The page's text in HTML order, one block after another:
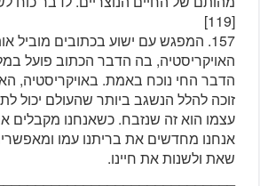
[119]
157. המפגש עם ישוע בכתובים מוביל
האויקריסטיה, בה הדבר הכתוב פועל
הדבר החי נוכח באמת. באויקריסטיה,
זוכה להלל הנשגב ביותר שהעולם יכול
עצמו הוא זה שנזבח. כשאנחנו
אנחנו מחדשים את בריתנו עמו
שאת ולשנות את חיינו.